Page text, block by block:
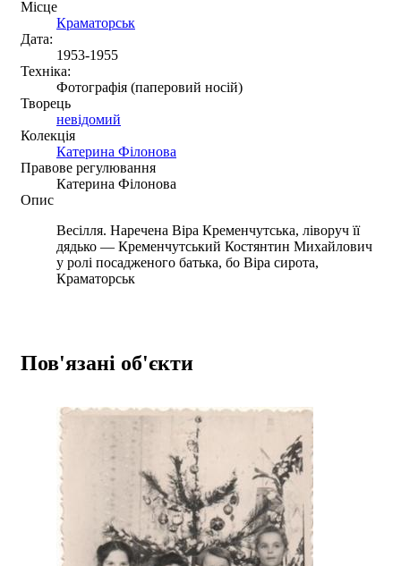
Місце
Краматорськ
Дата:
1953-1955
Техніка:
Фотографія (паперовий носій)
Творець
невідомий
Колекція
Катерина Філонова
Правове регулювання
Катерина Філонова
Опис
Весілля. Наречена Віра Кременчутська, ліворуч її
дядько — Кременчутський Костянтин Михайлович
у ролі посадженого батька, бо Віра сирота,
Краматорськ
Пов'язані об'єкти